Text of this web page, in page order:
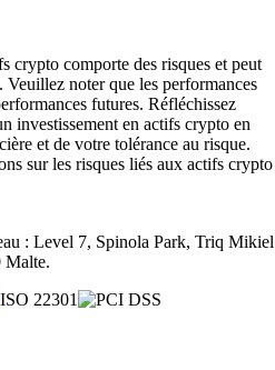
crypto comporte des risques et peut
noter que les performances
futures. Réfléchissez
investissement en actifs crypto en
et de votre tolérance au risque.
sur les risques liés aux actifs crypto
: Level 7, Spinola Park, Triq Mikiel
Malte.